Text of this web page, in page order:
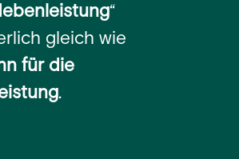
“
gleich wie
für die
.